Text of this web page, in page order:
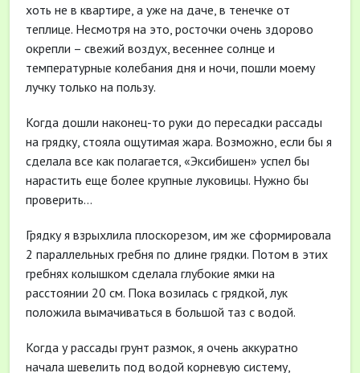
хоть не в квартире, а уже на даче, в тенечке от
теплице. Несмотря на это, росточки очень здорово
окрепли – свежий воздух, весеннее солнце и
температурные колебания дня и ночи, пошли моему
лучку только на пользу.
Когда дошли наконец-то руки до пересадки рассады
на грядку, стояла ощутимая жара. Возможно, если бы я
сделала все как полагается, «Эксибишен» успел бы
нарастить еще более крупные луковицы. Нужно бы
проверить…
Грядку я взрыхлила плоскорезом, им же сформировала
2 параллельных гребня по длине грядки. Потом в этих
гребнях колышком сделала глубокие ямки на
расстоянии 20 см. Пока возилась с грядкой, лук
положила вымачиваться в большой таз с водой.
Когда у рассады грунт размок, я очень аккуратно
начала шевелить под водой корневую систему,